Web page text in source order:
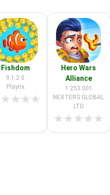
Fishdom
9.1.2.0
Playrix
★★★★
Hero Wars
Alliance
1.253.001
NEXTERS GLOBAL
LTD
★★★★★